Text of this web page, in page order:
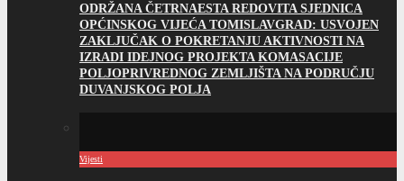
ODRŽANA ČETRNAESTA REDOVITA SJEDNICA
OPĆINSKOG VIJEĆA TOMISLAVGRAD: USVOJEN
ZAKLJUČAK O POKRETANJU AKTIVNOSTI NA
IZRADI IDEJNOG PROJEKTA KOMASACIJE
POLJOPRIVREDNOG ZEMLJIŠTA NA PODRUČJU
DUVANJSKOG POLJA
Vijesti